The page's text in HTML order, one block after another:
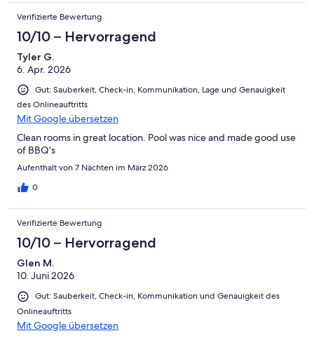
Verifizierte Bewertung
10/10 – Hervorragend
Tyler G.
6. Apr. 2026
Gut: Sauberkeit, Check-in, Kommunikation, Lage und Genauigkeit
des Onlineauftritts
Mit Google übersetzen
Clean rooms in great location. Pool was nice and made good use
of BBQ’s
Aufenthalt von 7 Nächten im März 2026
0
Verifizierte Bewertung
10/10 – Hervorragend
Glen M.
10. Juni 2026
Gut: Sauberkeit, Check-in, Kommunikation und Genauigkeit des
Onlineauftritts
Mit Google übersetzen